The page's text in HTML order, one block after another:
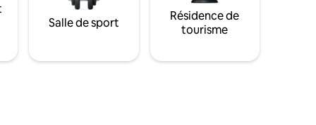
Salle de sport
Résidence de
tourisme